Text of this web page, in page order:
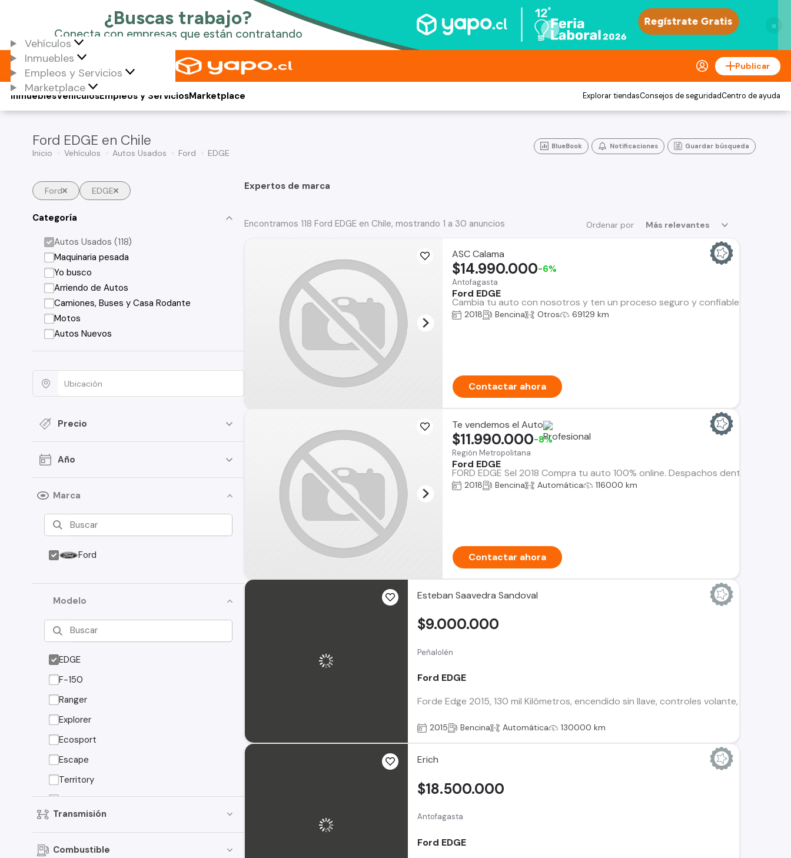
×
Vehículos
Inmuebles
Empleos y Servicios
Marketplace
Publicar
Vehículos
Inmuebles Empleos y ServiciosMarketplace Explorar tiendasConsejos de seguridadCentro de ayuda
Ford EDGE en Chile
Inicio Vehículos Autos Usados Ford EDGE
BlueBook Notificaciones Guardar búsqueda
Ford EDGE
Categoría
Autos Usados (118)
Maquinaria pesada
Yo busco
Arriendo de Autos
Camiones, Buses y Casa Rodante
Motos
Autos Nuevos
Precio
Año
Marca
Ford
Modelo
EDGE
F-150
Ranger
Explorer
Ecosport
Escape
Territory
Fiesta
Focus
Transmisión
Combustible
Expertos de marca
Ordenar por Más relevantes
Encontramos 118 Ford EDGE en Chile, mostrando 1 a 30 anuncios
ASC Calama
Antofagasta
Ford EDGE
Cambia tu auto con nosotros y ten un proceso seguro y confiable. Encuentra
$14.990.000-6%
2018 Bencina Otros 69129 km
Contactar ahora
Te vendemos el Auto
Región Metropolitana
Ford EDGE
FORD EDGE Sel 2018 Compra tu auto 100% online. Despachos dentro de la
$11.990.000-8%
2018 Bencina Automática 116000 km
Contactar ahora
Esteban Saavedra Sandoval
Peñalolén
Ford EDGE
Forde Edge 2015, 130 mil Kilómetros, encendido sin llave, controles volante, cierre
$9.000.000
2015 Bencina Automática 130000 km
Erich
Antofagasta
Ford EDGE
$18.500.000